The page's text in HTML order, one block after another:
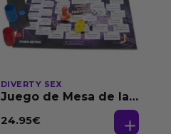
DIVERTY SEX
Juego de Mesa de las
24.95€